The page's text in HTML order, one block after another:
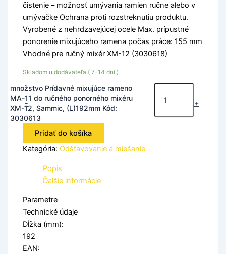
čistenie – možnosť umývania ramien ručne alebo v
umývačke Ochrana proti rozstreknutiu produktu.
Vyrobené z nehrdzavejúcej ocele Max. prípustné
ponorenie mixujúceho ramena počas práce: 155 mm
Vhodné pre ručný mixér XM-12 (3030618)
Skladom u dodávateľa ( 7-14 dní )
-
množstvo Prídavné mixujúce rameno
MA-11 do ručného ponorného mixéru
XM-12, Sammic, (L)192mm Kód:
3030613
+
Pridať do košíka
Kategória: Odšťavovanie a miešanie
Popis
Ďalšie informácie
Parametre
Technické údaje
Dĺžka (mm):
192
EAN: